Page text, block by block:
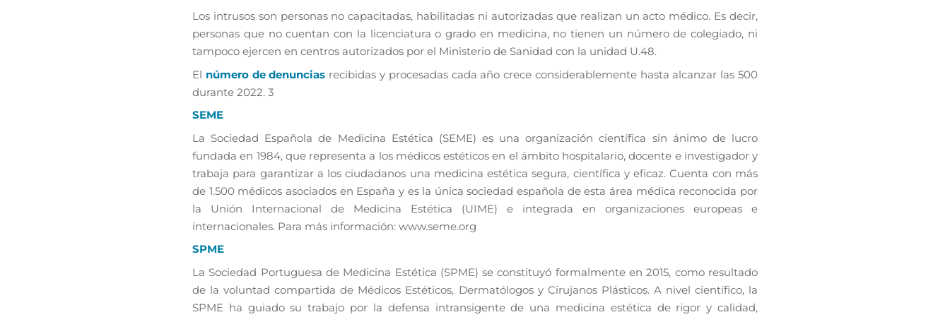
Los intrusos son personas no capacitadas, habilitadas ni autorizadas que realizan un acto médico. Es decir,
personas que no cuentan con la licenciatura o grado en medicina, no tienen un número de colegiado, ni
tampoco ejercen en centros autorizados por el Ministerio de Sanidad con la unidad U.48.
El número de denuncias recibidas y procesadas cada año crece considerablemente hasta alcanzar las 500
durante 2022. 3
SEME
La Sociedad Española de Medicina Estética (SEME) es una organización científica sin ánimo de lucro
fundada en 1984, que representa a los médicos estéticos en el ámbito hospitalario, docente e investigador y
trabaja para garantizar a los ciudadanos una medicina estética segura, científica y eficaz. Cuenta con más
de 1.500 médicos asociados en España y es la única sociedad española de esta área médica reconocida por
la Unión Internacional de Medicina Estética (UIME) e integrada en organizaciones europeas e
internacionales. Para más información: www.seme.org
SPME
La Sociedad Portuguesa de Medicina Estética (SPME) se constituyó formalmente en 2015, como resultado
de la voluntad compartida de Médicos Estéticos, Dermatólogos y Cirujanos Plásticos. A nivel científico, la
SPME ha guiado su trabajo por la defensa intransigente de una medicina estética de rigor y calidad,